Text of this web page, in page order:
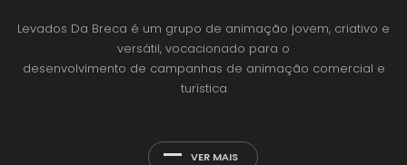
Levados Da Breca é um grupo de animação jovem, criativo e
versátil, vocacionado para o
desenvolvimento de campanhas de animação comercial e
turística
VER MAIS